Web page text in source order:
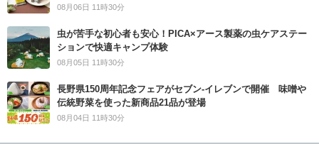
08月06日 11時30分
虫が苦手な初心者も安心！PICA×アース製薬の虫ケアステー
ションで快適キャンプ体験
08月05日 11時30分
長野県150周年記念フェアがセブン-イレブンで開催 味噌や
伝統野菜を使った新商品21品が登場
08月04日 11時30分